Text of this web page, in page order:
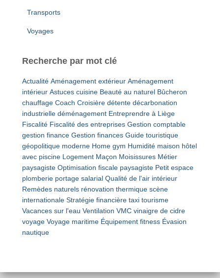
Transports
Voyages
Recherche par mot clé
Actualité Aménagement extérieur Aménagement
intérieur Astuces cuisine Beauté au naturel Bûcheron
chauffage Coach Croisière détente décarbonation
industrielle déménagement Entreprendre à Liège
Fiscalité Fiscalité des entreprises Gestion comptable
gestion finance Gestion finances Guide touristique
géopolitique moderne Home gym Humidité maison hôtel
avec piscine Logement Maçon Moisissures Métier
paysagiste Optimisation fiscale paysagiste Petit espace
plomberie portage salarial Qualité de l'air intérieur
Remèdes naturels rénovation thermique scène
internationale Stratégie financière taxi tourisme
Vacances sur l'eau Ventilation VMC vinaigre de cidre
voyage Voyage maritime Équipement fitness Évasion
nautique